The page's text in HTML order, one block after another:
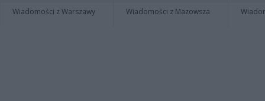
Wiadomości z Warszawy Wiadomości z Mazowsza